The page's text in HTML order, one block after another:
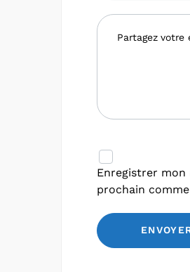
Enregistrer
prochain